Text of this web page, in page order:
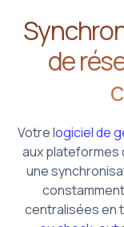
de
Votre logiciel de
aux plateformes
une
centralisées en